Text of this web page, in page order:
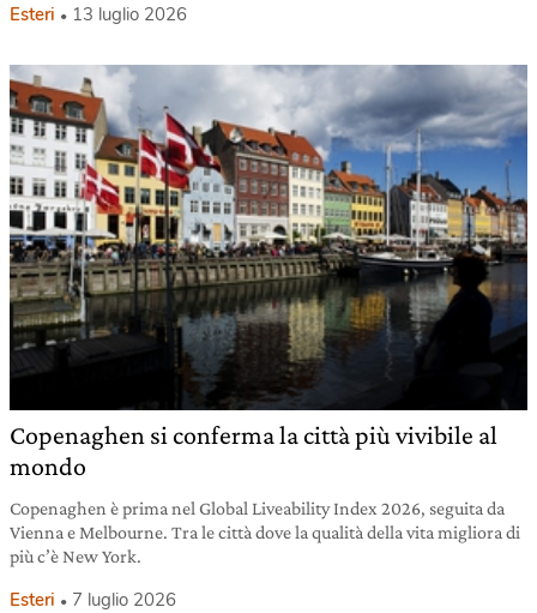
Esteri 13 luglio 2026
Copenaghen si conferma la città più vivibile al
mondo
Copenaghen è prima nel Global Liveability Index 2026, seguita da
Vienna e Melbourne. Tra le città dove la qualità della vita migliora di
più c’è New York.
Esteri 7 luglio 2026